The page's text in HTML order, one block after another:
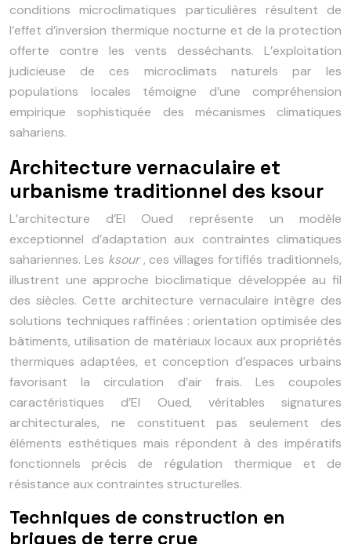
conditions microclimatiques particulières résultent de
l’effet d’inversion thermique nocturne et de la protection
offerte contre les vents desséchants. L’exploitation
judicieuse de ces microclimats naturels par les
populations locales témoigne d’une compréhension
empirique sophistiquée des mécanismes climatiques
sahariens.
Architecture vernaculaire et
urbanisme traditionnel des ksour
L’architecture d’El Oued représente un modèle
exceptionnel d’adaptation aux contraintes climatiques
sahariennes. Les ksour, ces villages fortifiés traditionnels,
illustrent une approche bioclimatique développée au fil
des siècles. Cette architecture vernaculaire intègre des
solutions techniques raffinées : orientation optimisée des
bâtiments, utilisation de matériaux locaux aux propriétés
thermiques adaptées, et conception d’espaces urbains
favorisant la circulation d’air frais. Les coupoles
caractéristiques d’El Oued, véritables signatures
architecturales, ne constituent pas seulement des
éléments esthétiques mais répondent à des impératifs
fonctionnels précis de régulation thermique et de
résistance aux contraintes structurelles.
Techniques de construction en
briques de terre crue